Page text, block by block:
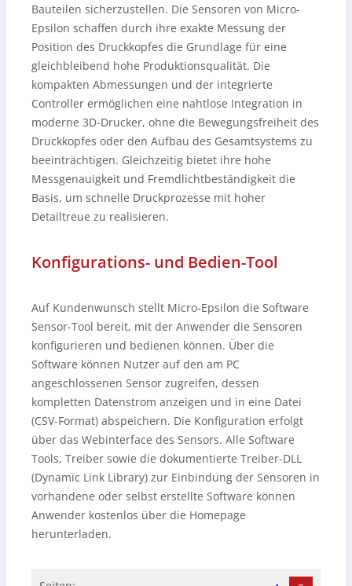
Bauteilen sicherzustellen. Die Sensoren von Micro-
Epsilon schaffen durch ihre exakte Messung der
Position des Druckkopfes die Grundlage für eine
gleichbleibend hohe Produktionsqualität. Die
kompakten Abmessungen und der integrierte
Controller ermöglichen eine nahtlose Integration in
moderne 3D-Drucker, ohne die Bewegungsfreiheit des
Druckkopfes oder den Aufbau des Gesamtsystems zu
beeinträchtigen. Gleichzeitig bietet ihre hohe
Messgenauigkeit und Fremdlichtbeständigkeit die
Basis, um schnelle Druckprozesse mit hoher
Detailtreue zu realisieren.
Konfigurations- und Bedien-Tool
Auf Kundenwunsch stellt Micro-Epsilon die Software
Sensor-Tool bereit, mit der Anwender die Sensoren
konfigurieren und bedienen können. Über die
Software können Nutzer auf den am PC
angeschlossenen Sensor zugreifen, dessen
kompletten Datenstrom anzeigen und in eine Datei
(CSV-Format) abspeichern. Die Konfiguration erfolgt
über das Webinterface des Sensors. Alle Software
Tools, Treiber sowie die dokumentierte Treiber-DLL
(Dynamic Link Library) zur Einbindung der Sensoren in
vorhandene oder selbst erstellte Software können
Anwender kostenlos über die Homepage
herunterladen.